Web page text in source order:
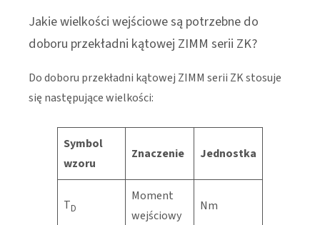
Jakie wielkości wejściowe są potrzebne do
doboru przekładni kątowej ZIMM serii ZK?
Do doboru przekładni kątowej ZIMM serii ZK stosuje
się następujące wielkości:
Symbol
wzoru
Znaczenie Jednostka
TD
Moment
wejściowy
Nm